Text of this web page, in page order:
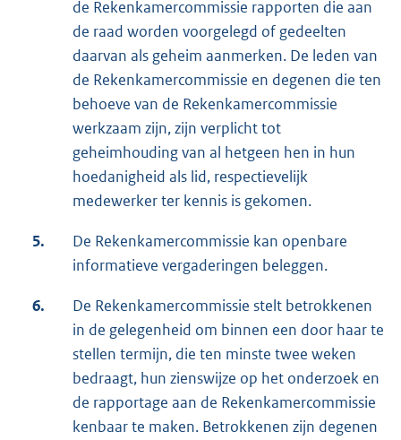
de Rekenkamercommissie rapporten die aan
de raad worden voorgelegd of gedeelten
daarvan als geheim aanmerken. De leden van
de Rekenkamercommissie en degenen die ten
behoeve van de Rekenkamercommissie
werkzaam zijn, zijn verplicht tot
geheimhouding van al hetgeen hen in hun
hoedanigheid als lid, respectievelijk
medewerker ter kennis is gekomen.
5.
De Rekenkamercommissie kan openbare
informatieve vergaderingen beleggen.
6.
De Rekenkamercommissie stelt betrokkenen
in de gelegenheid om binnen een door haar te
stellen termijn, die ten minste twee weken
bedraagt, hun zienswijze op het onderzoek en
de rapportage aan de Rekenkamercommissie
kenbaar te maken. Betrokkenen zijn degenen